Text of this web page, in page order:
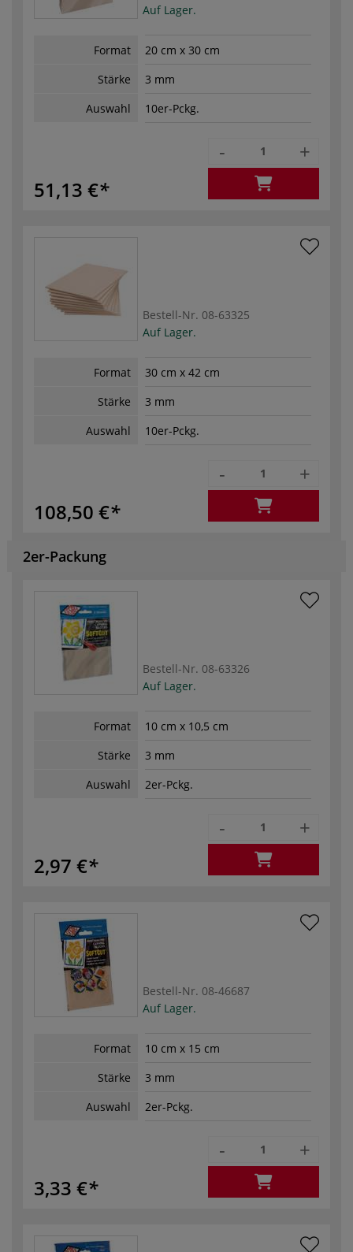
Auf Lager.
Format
20 cm x 30 cm
Stärke
3 mm
Auswahl
10er-Pckg.
51,13 €
- +
Bestell-Nr. 08-63325
Auf Lager.
Format
30 cm x 42 cm
Stärke
3 mm
Auswahl
10er-Pckg.
108,50 €
- +
2er-Packung
Bestell-Nr. 08-63326
Auf Lager.
Format
10 cm x 10,5 cm
Stärke
3 mm
Auswahl
2er-Pckg.
2,97 €
- +
Bestell-Nr. 08-46687
Auf Lager.
Format
10 cm x 15 cm
Stärke
3 mm
Auswahl
2er-Pckg.
3,33 €
- +